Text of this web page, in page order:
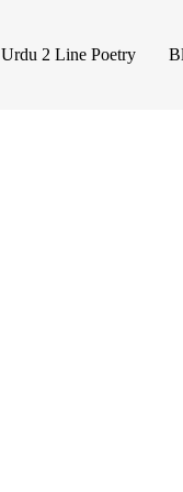
Urdu 2 Line Poetry